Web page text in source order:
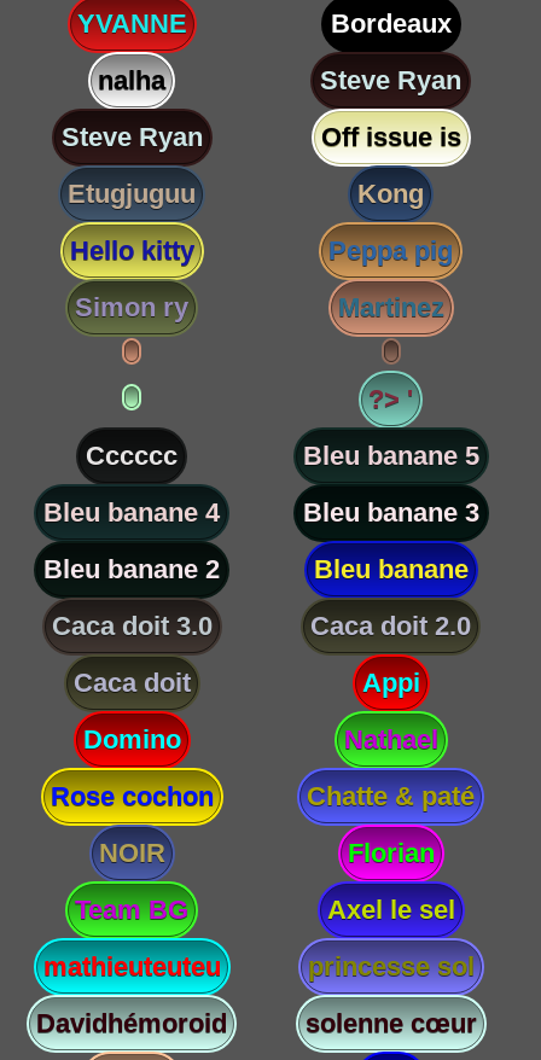
YVANNE
Bordeaux
nalha
Steve Ryan
Steve Ryan
Off issue is
Etugjuguu
Kong
Hello kitty
Peppa pig
Simon ry
Martinez
?> '
Cccccc
Bleu banane 5
Bleu banane 4
Bleu banane 3
Bleu banane 2
Bleu banane
Caca doit 3.0
Caca doit 2.0
Caca doit
Appi
Domino
Nathael
Rose cochon
Chatte & paté
NOIR
Florian
Team BG
Axel le sel
mathieuteuteu
princesse sol
Davidhémoroid
solenne cœur